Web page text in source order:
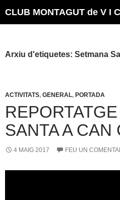
CLUB MONTAGUT de V I C
Arxiu d'etiquetes: Setmana
ACTIVITATS, GENERAL, PORTADA
SANTA A CAN
4 MAIG 2017 FEU UN